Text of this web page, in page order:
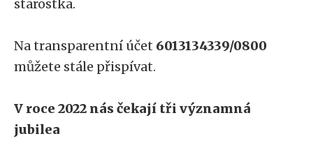
starostka.
Na transparentní účet 6013134339/0800
můžete stále přispívat.
V roce 2022 nás čekají tři významná
jubilea